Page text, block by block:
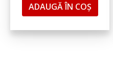
ADAUGĂ ÎN COȘ